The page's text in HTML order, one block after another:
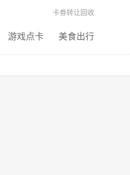
游戏点卡 美食出行
卡劵转让回收